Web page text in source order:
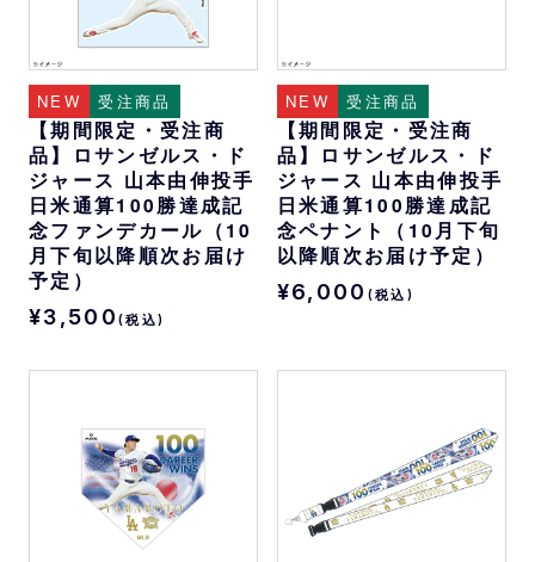
NEW 受注商品
【期間限定・受注商
品】ロサンゼルス・ド
ジャース 山本由伸投手
日米通算100勝達成記
念ファンデカール（10
月下旬以降順次お届け
予定）
¥3,500 (税込)
NEW 受注商品
【期間限定・受注商
品】ロサンゼルス・ド
ジャース 山本由伸投手
日米通算100勝達成記
念ペナント（10月下旬
以降順次お届け予定）
¥6,000 (税込)